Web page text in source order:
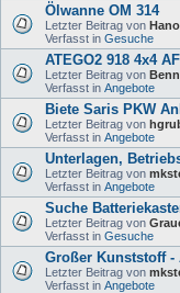
Ölwanne OM 314
Letzter Beitrag von Hano
Verfasst in Gesuche
ATEGO2 918 4x4 AF
Letzter Beitrag von
Verfasst in Angebote
Biete Saris PKW
Letzter Beitrag von
Verfasst in Angebote
Unterlagen,
Letzter Beitrag von
Verfasst in Angebote
Suche
Letzter Beitrag von
Verfasst in Gesuche
Großer Kunststoff
Letzter Beitrag von
Verfasst in Angebote